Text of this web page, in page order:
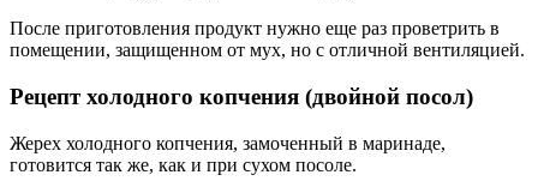
После приготовления продукт нужно еще раз проветрить в
помещении, защищенном от мух, но с отличной вентиляцией.
Рецепт холодного копчения (двойной посол)
Жерех холодного копчения, замоченный в маринаде,
готовится так же, как и при сухом посоле.